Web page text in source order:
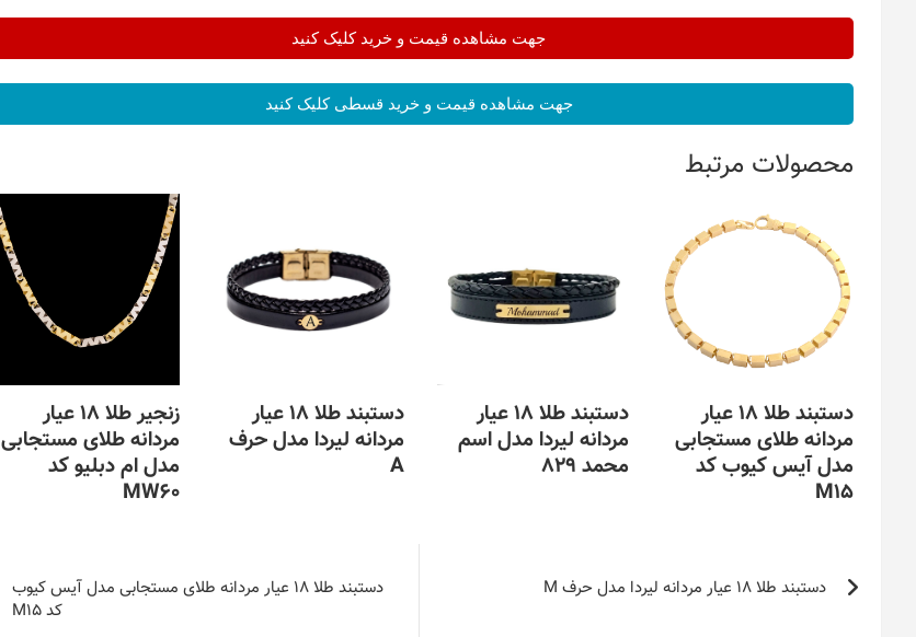
جهت مشاهده قیمت و خرید کلیک کنید
جهت مشاهده قیمت و خرید قسطی کلیک کنید
محصولات مرتبط
دستبند طلا 18 عیار
مردانه طلای مستجابی
مدل آیس کیوب کد
M15
دارای
انواع
دستبند طلا 18 عیار
مردانه لیردا مدل اسم
محمد 829
مختلفی
دستبند طلا 18 عیار
مردانه لیردا مدل حرف
A
مختلفی
زنجیر طلا 18 عیار
مردانه طلای مستجابی
مدل ام دبلیو کد
MW60
انواع
راهبری
نوشتهدستبند طلا 18 عیار مردانه لیردا مدل حرف M
دستبند طلا 18 عیار مردانه طلای مستجابی مدل آیس کیوب
کد M15